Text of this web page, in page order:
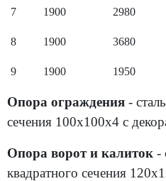
7 1900 2980
8 1900 3680
9 1900 1950
Опора ограждения -
сечения 100х100х4 с
Опора ворот и калиток -
квадратного сечения